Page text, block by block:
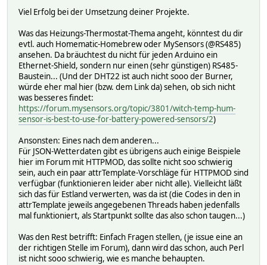
Viel Erfolg bei der Umsetzung deiner Projekte.
Was das Heizungs-Thermostat-Thema angeht, könntest du dir
evtl. auch Homematic-Homebrew oder MySensors (@RS485)
ansehen. Da bräuchtest du nicht für jeden Arduino ein
Ethernet-Shield, sondern nur einen (sehr günstigen) RS485-
Baustein... (Und der DHT22 ist auch nicht sooo der Burner,
würde eher mal hier (bzw. dem Link da) sehen, ob sich nicht
was besseres findet:
https://forum.mysensors.org/topic/3801/witch-temp-hum-
sensor-is-best-to-use-for-battery-powered-sensors/2)
Ansonsten: Eines nach dem anderen...
Für JSON-Wetterdaten gibt es übrigens auch einige Beispiele
hier im Forum mit HTTPMOD, das sollte nicht soo schwierig
sein, auch ein paar attrTemplate-Vorschläge für HTTPMOD sind
verfügbar (funktionieren leider aber nicht alle). Vielleicht läßt
sich das für Estland verwerten, was da ist (die Codes in den in
attrTemplate jeweils angegebenen Threads haben jedenfalls
mal funktioniert, als Startpunkt sollte das also schon taugen...)
Was den Rest betrifft: Einfach Fragen stellen, (je issue eine an
der richtigen Stelle im Forum), dann wird das schon, auch Perl
ist nicht sooo schwierig, wie es manche behaupten.